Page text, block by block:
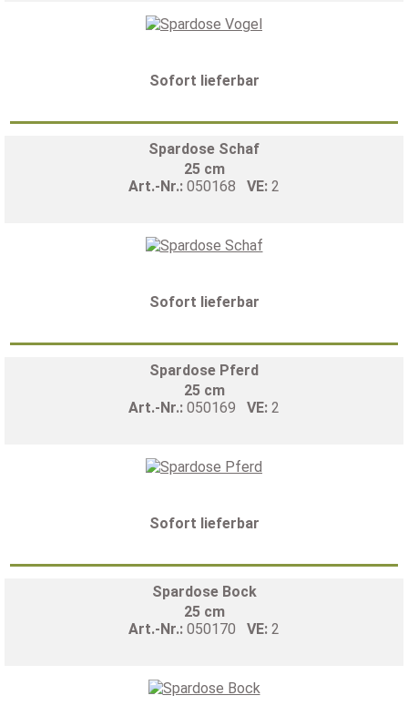
Sofort lieferbar
Spardose Schaf
25 cm
Art.-Nr.: 050168 VE: 2
Sofort lieferbar
Spardose Pferd
25 cm
Art.-Nr.: 050169 VE: 2
Sofort lieferbar
Spardose Bock
25 cm
Art.-Nr.: 050170 VE: 2